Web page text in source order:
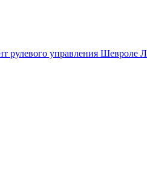
рулевого управления Шевроле